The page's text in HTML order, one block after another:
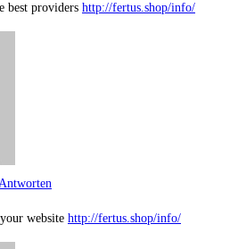
best providers http://fertus.shop/info/
website http://fertus.shop/info/